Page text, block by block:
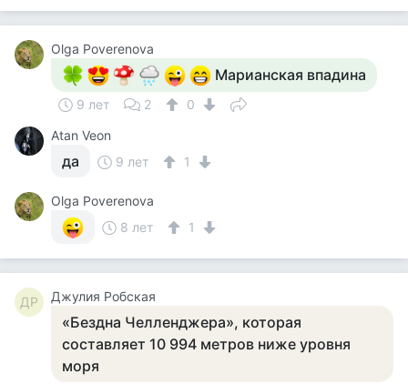
Olga Poverenova
Марианская впадина
9 лет 2
0
Atan Veon
да 9 лет 1
Olga Poverenova
8 лет
1
ДР Джулия Робская
«Бездна Челленджера», которая
составляет 10 994 метров ниже уровня
моря